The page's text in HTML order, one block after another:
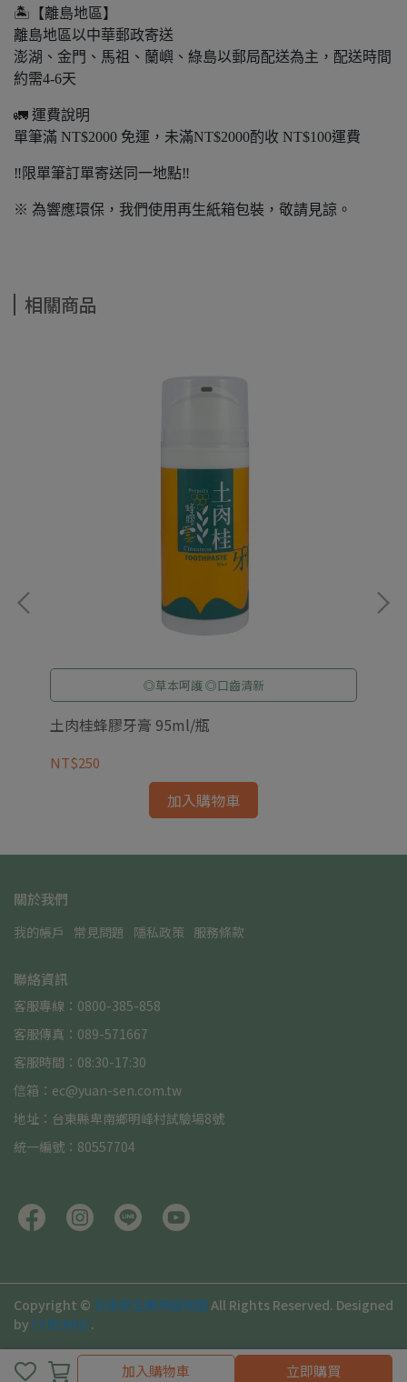
加入購物車 立即購買
🏝️【離島地區】
離島地區以中華郵政寄送
澎湖、金門、馬祖、蘭嶼、綠島以郵局配送為主，配送時間
約需4-6天
🚛 運費說明
單筆滿 NT$2000 免運，未滿NT$2000酌收 NT$100運費
‼️限單筆訂單寄送同一地點‼️
※ 為響應環保，我們使用再生紙箱包裝，敬請見諒。
相關商品
◎草本呵護 ◎口齒清新
土肉桂蜂膠牙膏 95ml/瓶
NT$250
加入購物車
關於我們
我的帳戶 常見問題 隱私政策 服務條款
聯絡資訊
客服專線：0800-385-858
客服傳真：089-571667
客服時間：08:30-17:30
信箱：ec@yuan-sen.com.tw
地址：台東縣卑南鄉明峰村試驗場8號
統一編號：80557704
Copyright © 台東原生應用植物園 All Rights Reserved. Designed
by CYBERBIZ.